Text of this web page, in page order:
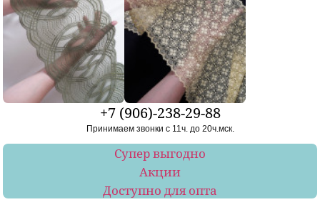
+7 (906)-238-29-88
Принимаем звонки с 11ч. до 20ч.мск.
Супер выгодно
Акции
Доступно для опта